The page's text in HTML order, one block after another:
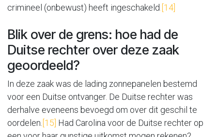
crimineel (onbewust) heeft ingeschakeld .[14]
Blik over de grens: hoe had de
Duitse rechter over deze zaak
geoordeeld?
In deze zaak was de lading zonnepanelen bestemd
voor een Duitse ontvanger. De Duitse rechter was
derhalve eveneens bevoegd om over dit geschil te
oordelen. [15] Had Carolina voor de Duitse rechter op